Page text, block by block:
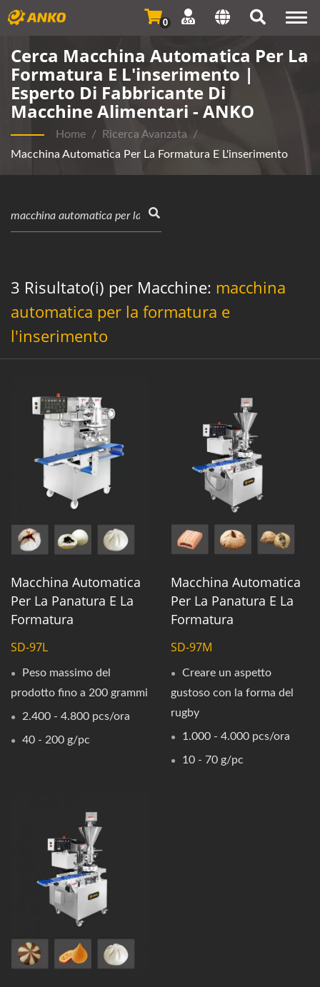
0
Cerca Macchina Automatica Per La
Formatura E L'inserimento |
Esperto Di Fabbricante Di
Macchine Alimentari - ANKO
Home / Ricerca Avanzata
/
Macchina Automatica Per La Formatura E L'inserimento
3 Risultato(i) per Macchine: macchina
automatica per la formatura e
l'inserimento
Macchina Automatica
Per La Panatura E La
Formatura
SD-97L
Peso massimo del
prodotto fino a 200 grammi
2.400 - 4.800 pcs/ora
40 - 200 g/pc
Macchina Automatica
Per La Panatura E La
Formatura
SD-97M
Creare un aspetto
gustoso con la forma del
rugby
1.000 - 4.000 pcs/ora
10 - 70 g/pc